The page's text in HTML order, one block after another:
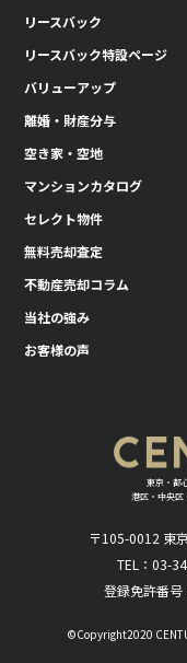
リースバック
リースバック特設ページ
バリューアップ
離婚・財産分与
空き家・空地
マンションカタログ
セレクト物件
無料売却査定
不動産売却コラム
当社の強み
お客様の声
東京・都
港区・中央
〒105-0012 東
TEL：03-
登録免許番
©Copyright2020